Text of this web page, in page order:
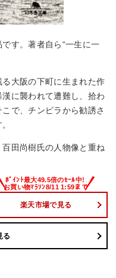
す。著者自ら“一生に一
大阪の下町に生まれた作
に襲われて遭難し、拾わ
で、チンピラから勧誘さ
田尚樹氏の人物像と重ね
楽天市場で見る
る